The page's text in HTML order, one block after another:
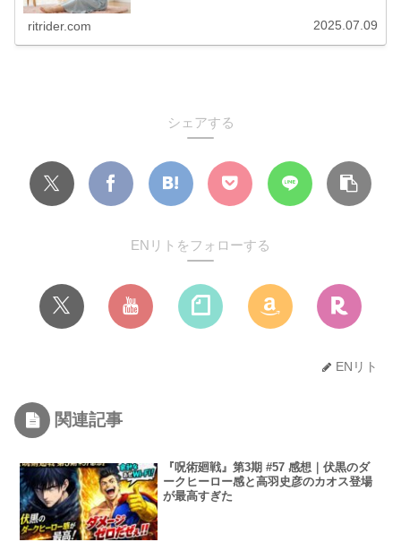
ritrider.com 2025.07.09
シェアする
ENリトをフォローする
ENリト
関連記事
『呪術廻戦』第3期 #57 感想｜伏黒のダ
ークヒーロー感と高羽史彦のカオス登場
が最高すぎた